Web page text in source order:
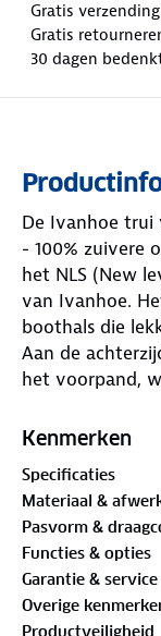
Gratis verzending
Gratis
30 dagen
De Ivanhoe trui
- 100% zuivere
het NLS (New
van Ivanhoe.
boothals die
Aan de
het voorpand,
De NLS
worden
te creëren
kleurstoffen,
product is 100%
Onderstaand de
Kenmerken
Specificaties
Materiaal &
Pasvorm &
Functies & opties
Garantie & service
Overige
Productveiligheid